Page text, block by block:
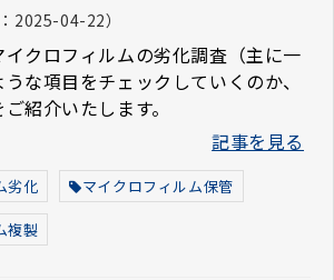
2025-04-22）
クロフィルムの劣化調査（主に一
な項目をチェックしていくのか、
紹介いたします。
記事を見る
劣化 マイクロフィルム保管
複製